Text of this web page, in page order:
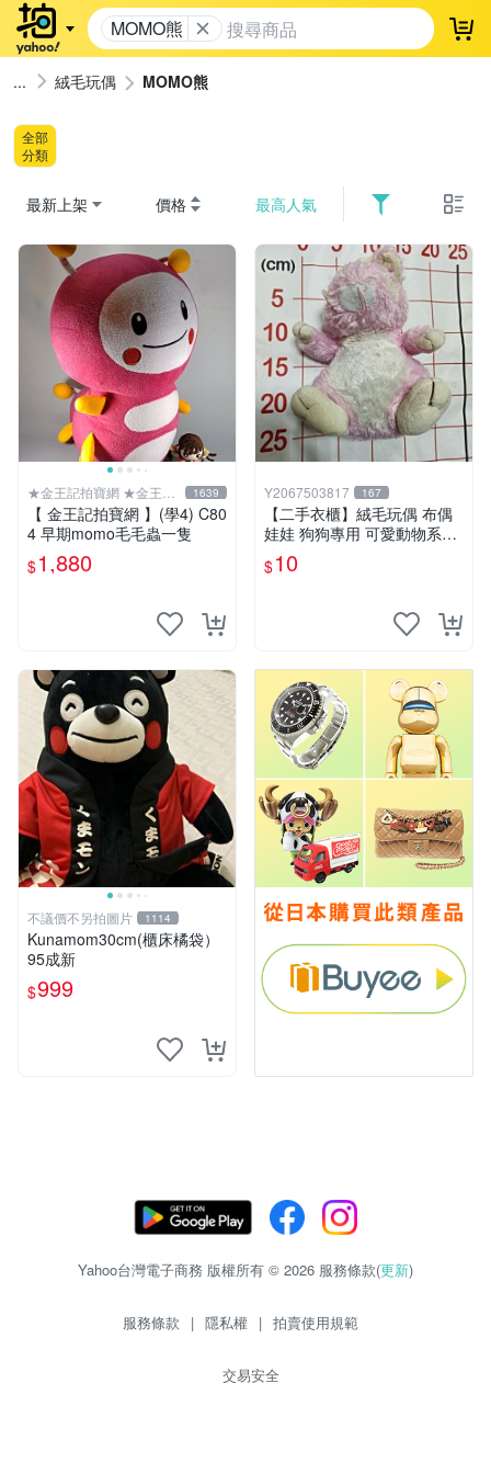
MOMO熊 登
絨毛玩偶 MOMO熊
全部
分類
最新上架 價格 最高人氣
★金王記拍寶網 ★金王記
拍寶趣
1639
【 金王記拍寶網 】(學4) C80
4 早期momo毛毛蟲一隻
$1,880
Y2067503817 167
【二手衣櫃】絨毛玩偶 布偶
娃娃 狗狗專用 可愛動物系列
耐咬耐磨玩具 玩偶 粉紅熊寵
物玩具 1120929
$10
不議價不另拍圖片 1114
Kunamom30cm(櫃床橘袋）
95成新
$999
Yahoo台灣電子商務 版權所有 © 2026 服務條款(更新)
服務條款 | 隱私權 | 拍賣使用規範
交易安全